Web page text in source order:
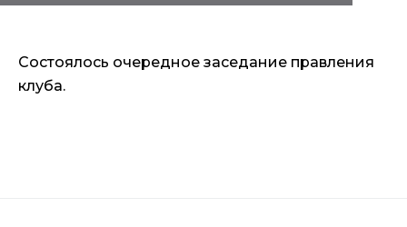
Состоялось очередное заседание правления
клуба.